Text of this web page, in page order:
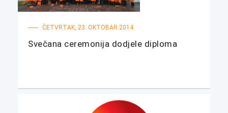
ČETVRTAK, 23. OKTOBAR 2014.
Svečana ceremonija dodjele diploma